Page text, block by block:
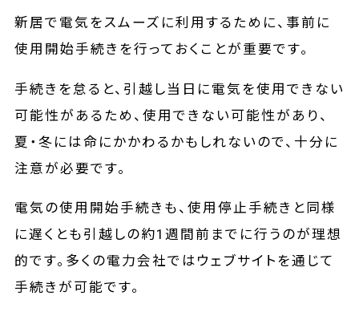
新居で電気をスムーズに利用するために、事前に
使用開始手続きを行っておくことが重要です。
手続きを怠ると、引越し当日に電気を使用できない
可能性があるため、使用できない可能性があり、
夏・冬には命にかかわるかもしれないので、十分に
注意が必要です。
電気の使用開始手続きも、使用停止手続きと同様
に遅くとも引越しの約1週間前までに行うのが理想
的です。多くの電力会社ではウェブサイトを通じて
手続きが可能です。